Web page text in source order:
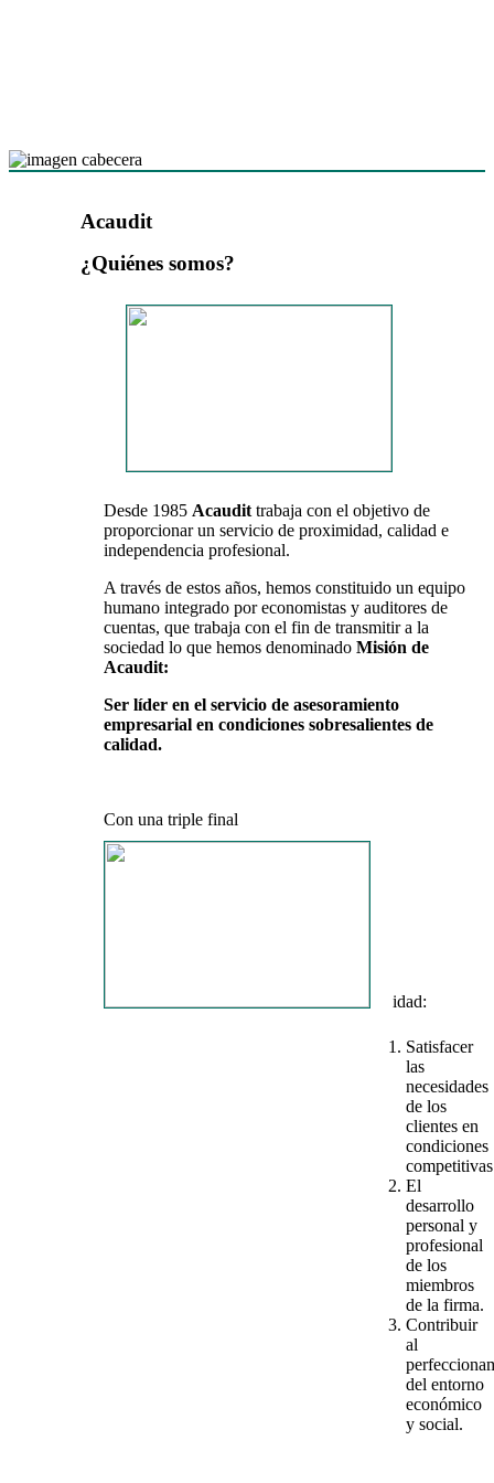
Acaudit
¿Quiénes somos?
Desde 1985 Acaudit trabaja con el objetivo de
proporcionar un servicio de proximidad, calidad e
independencia profesional.
A través de estos años, hemos constituido un equipo
humano integrado por economistas y auditores de
cuentas, que trabaja con el fin de transmitir a la
sociedad lo que hemos denominadoMisión de
Acaudit:
Ser líder en el servicio de asesoramiento
empresarial en condiciones sobresalientes de
calidad.
Con una triple final
idad:
Satisfacer
las
necesidades
de los
clientes en
condiciones
El
desarrollo
personal y
profesional
de los
miembros
de la firma.
Contribuir
al
del entorno
económico
y social.